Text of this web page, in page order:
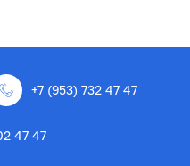
+7 (953) 732 47 47
47 47